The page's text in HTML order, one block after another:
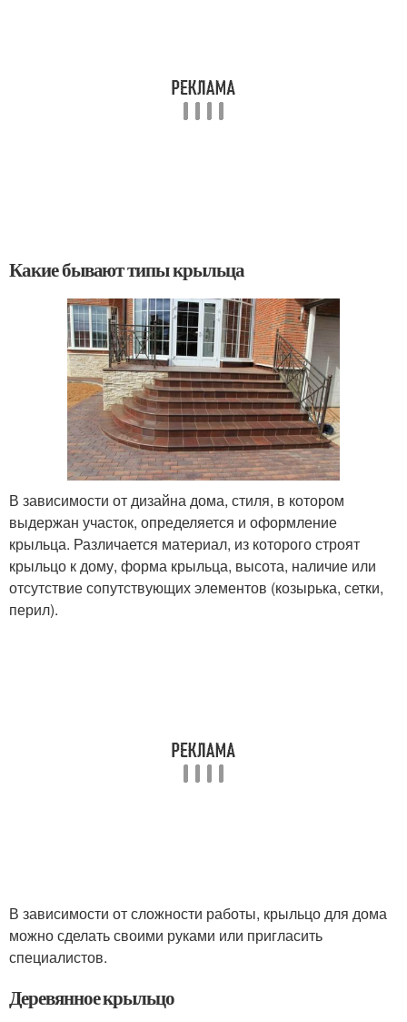
Какие бывают типы крыльца
В зависимости от дизайна дома, стиля, в котором
выдержан участок, определяется и оформление
крыльца. Различается материал, из которого строят
крыльцо к дому, форма крыльца, высота, наличие или
отсутствие сопутствующих элементов (козырька, сетки,
перил).
В зависимости от сложности работы, крыльцо для дома
можно сделать своими руками или пригласить
специалистов.
Деревянное крыльцо